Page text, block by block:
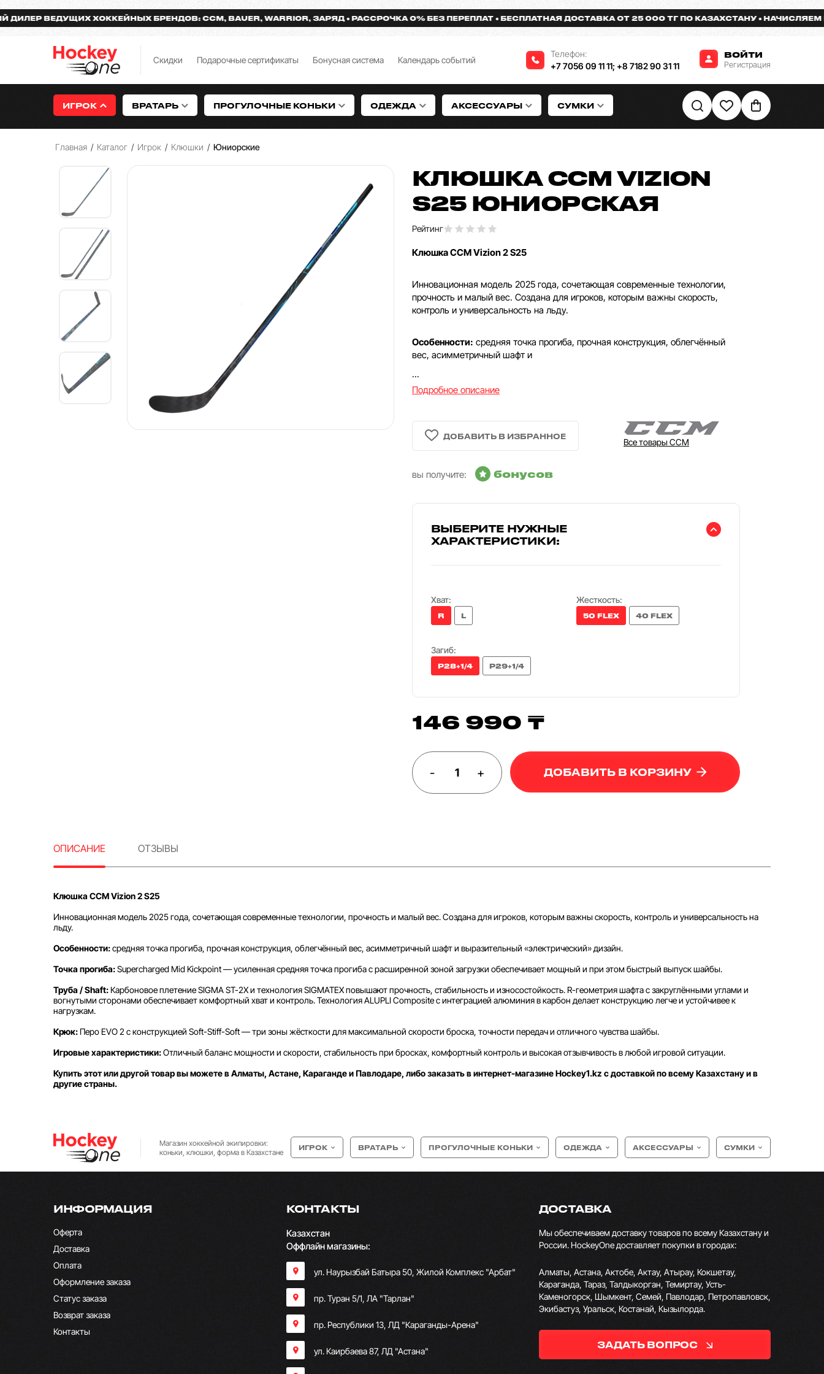
ВЕДУЩИХ ХОККЕЙНЫХ БРЕНДОВ: CCM, BAUER, WARRIOR, ЗАРЯД РАССРОЧКА 0% БЕЗ ПЕРЕПЛАТ БЕСПЛАТНАЯ ДОСТАВКА ОТ 25 000 ТГ ПО КАЗАХСТАНУ НАЧИСЛЯЕМ
Скидки Подарочные сертификаты Бонусная система Календарь событий
Телефон:
+7 7056 09 11 11; +8 7182 90 31 11
ВОЙТИ
Регистрация
ИГРОК ВРАТАРЬ ПРОГУЛОЧНЫЕ КОНЬКИ ОДЕЖДА АКСЕССУАРЫ СУМКИ
Главная / Каталог / Игрок / Клюшки / Юниорские
КЛЮШКА CCM VIZION
S25 ЮНИОРСКАЯ
Рейтинг
Клюшка CCM Vizion 2 S25
Инновационная модель 2025 года, сочетающая современные технологии,
прочность и малый вес. Создана для игроков, которым важны скорость,
контроль и универсальность на льду.
Особенности: средняя точка прогиба, прочная конструкция, облегчённый
вес, асимметричный шафт и
...
Подробное описание
Все товары CCM
вы получите: бонусов
ВЫБЕРИТЕ НУЖНЫЕ
ХАРАКТЕРИСТИКИ:
Хват:
R L
Жесткость:
50 FLEX 40 FLEX
Загиб:
P28+1/4 P29+1/4
146 990 ₸
- + ДОБАВИТЬ В КОРЗИНУ
ОПИСАНИЕ ОТЗЫВЫ
Клюшка CCM Vizion 2 S25
Инновационная модель 2025 года, сочетающая современные технологии, прочность и малый вес. Создана для игроков, которым важны скорость, контроль и универсальность на
льду.
Особенности:средняя точка прогиба, прочная конструкция, облегчённый вес, асимметричный шафт и выразительный «электрический» дизайн.
Точка прогиба:Supercharged Mid Kickpoint — усиленная средняя точка прогиба с расширенной зоной загрузки обеспечивает мощный и при этом быстрый выпуск шайбы.
Труба / Shaft:Карбоновое плетение SIGMA ST-2X и технология SIGMATEX повышают прочность, стабильность и износостойкость. R-геометрия шафта с закруглёнными углами и
вогнутыми сторонами обеспечивает комфортный хват и контроль. Технология ALUPLI Composite с интеграцией алюминия в карбон делает конструкцию легче и устойчивее к
нагрузкам.
Крюк: Перо EVO 2 с конструкцией Soft-Stiff-Soft — три зоны жёсткости для максимальной скорости броска, точности передач и отличного чувства шайбы.
Игровые характеристики:Отличный баланс мощности и скорости, стабильность при бросках, комфортный контроль и высокая отзывчивость в любой игровой ситуации.
Купить этот или другой товар вы можете в Алматы, Астане, Караганде и Павлодаре, либо заказать в интернет-магазине Hockey1.kz с доставкой по всему Казахстану и в
другие страны.
Магазин хоккейной экипировки:
коньки, клюшки, форма в Казахстане
ИГРОК ВРАТАРЬ ПРОГУЛОЧНЫЕ КОНЬКИ ОДЕЖДА АКСЕССУАРЫ СУМКИ
ИНФОРМАЦИЯ
Оферта
Доставка
Оплата
Оформление заказа
Статус заказа
Возврат заказа
Контакты
КОНТАКТЫ
Казахстан
Оффлайн магазины:
ул. Наурызбай Батыра 50, Жилой Комплекс "Арбат"
пр. Туран 5/1, ЛА "Тарлан"
пр. Республики 13, ​ЛД "Караганды-Арена"
ул. Каирбаева 87, ЛД "Астана"
ДОСТАВКА
Мы обеспечиваем доставку товаров по всему Казахстану и
России. HockeyOne доставляет покупки в городах:
Алматы, Астана, Актобе, Актау, Атырау, Кокшетау,
Караганда, Тараз, Талдыкорган, Темиртау, Усть-
Каменогорск, Шымкент, Семей, Павлодар, Петропавловск,
Экибастуз, Уральск, Костанай, Кызылорда.
ЗАДАТЬ ВОПРОС